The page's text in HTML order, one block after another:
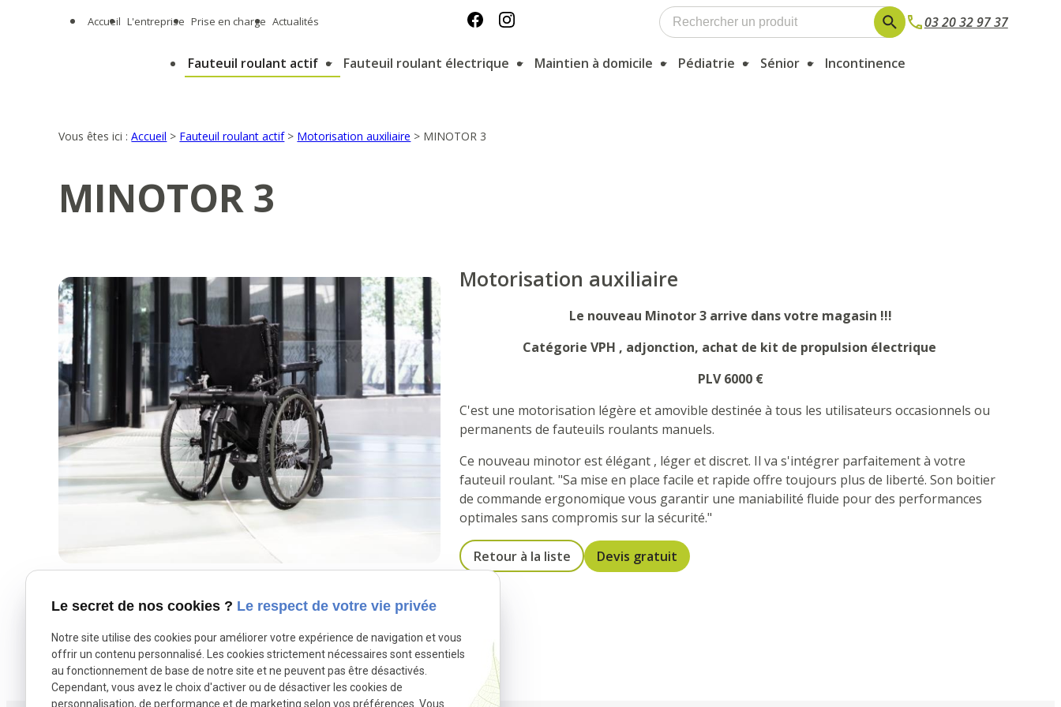
Accueil L'entreprise Prise en charge Actualités 03 20 32 97 37
Fauteuil roulant actif Fauteuil roulant électrique Maintien à domicile Pédiatrie Sénior Incontinence
Vous êtes ici :Accueil > Fauteuil roulant actif> Motorisation auxiliaire > MINOTOR 3
MINOTOR 3
Motorisation auxiliaire
Le nouveau Minotor 3 arrive dans votre magasin !!!
Catégorie VPH , adjonction, achat de kit de propulsion électrique
PLV 6000 €
C'est une motorisation légère et amovible destinée à tous les utilisateurs occasionnels ou
permanents de fauteuils roulants manuels.
Ce nouveau minotor est élégant , léger et discret. Il va s'intégrer parfaitement à votre
fauteuil roulant. "Sa mise en place facile et rapide offre toujours plus de liberté. Son boitier
de commande ergonomique vous garantir une maniabilité fluide pour des performances
optimales sans compromis sur la sécurité."
Retour à la liste Devis gratuit
Le secret de nos cookies ? Le respect de votre vie privée
Notre site utilise des cookies pour améliorer votre expérience de navigation et vous
offrir un contenu personnalisé. Les cookies strictement nécessaires sont essentiels
au fonctionnement de base de notre site et ne peuvent pas être désactivés.
Cependant, vous avez le choix d'activer ou de désactiver les cookies de
personnalisation, de performance et de marketing selon vos préférences. Vous